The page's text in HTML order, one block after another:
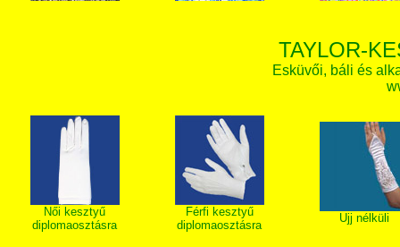
TAYLOR-
Esküvői, báli és
Női kesztyű
diplomaosztásra
Férfi kesztyű
diplomaosztásra
Ujj nélküli